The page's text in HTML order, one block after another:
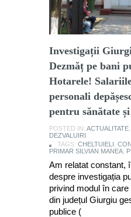
Investigații
Dezmăț pe bani
Hotarele!
personali
pentru sănătate
POSTED IN: ACTUALITATE
DEZVALUIRI
TAGS: CHELTUIELI
PRIMAR SILVIAN MANEA
Am relatat constant,
despre investigația
privind modul în
din județul Giurgiu
publice (